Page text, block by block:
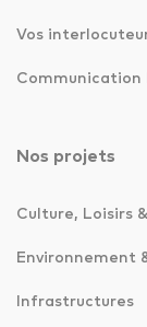
Vos
Communication
Nos projets
Culture, Loisirs
Environnement
Infrastructures